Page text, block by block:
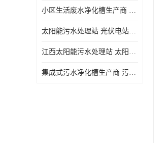
小区生活废水净化槽生产商 污水净化槽装置
太阳能污水处理站 光伏电站污水处理器厂家定制
江西太阳能污水处理站 太阳能污水处理设备造型美观
集成式污水净化槽生产商 污水净化槽装置 一站式服务